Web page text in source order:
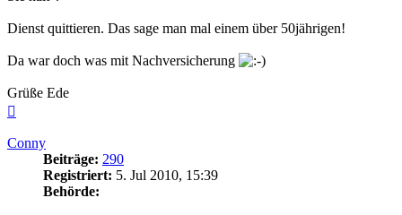
Dienst quittieren. Das sage man mal einem über 50jährigen!
Da war doch was mit Nachversicherung
Grüße Ede
Conny
Beiträge: 290
Registriert: 5. Jul 2010, 15:39
Behörde: